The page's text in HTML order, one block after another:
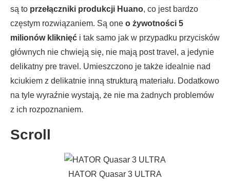
są to przełączniki produkcji Huano, co jest bardzo
częstym rozwiązaniem. Są one o żywotności 5
milionów kliknięć i tak samo jak w przypadku przycisków
głównych nie chwieją się, nie mają post travel, a jedynie
delikatny pre travel. Umieszczono je także idealnie nad
kciukiem z delikatnie inną strukturą materiału. Dodatkowo
na tyle wyraźnie wystają, że nie ma żadnych problemów
z ich rozpoznaniem.
Scroll
HATOR Quasar 3 ULTRA